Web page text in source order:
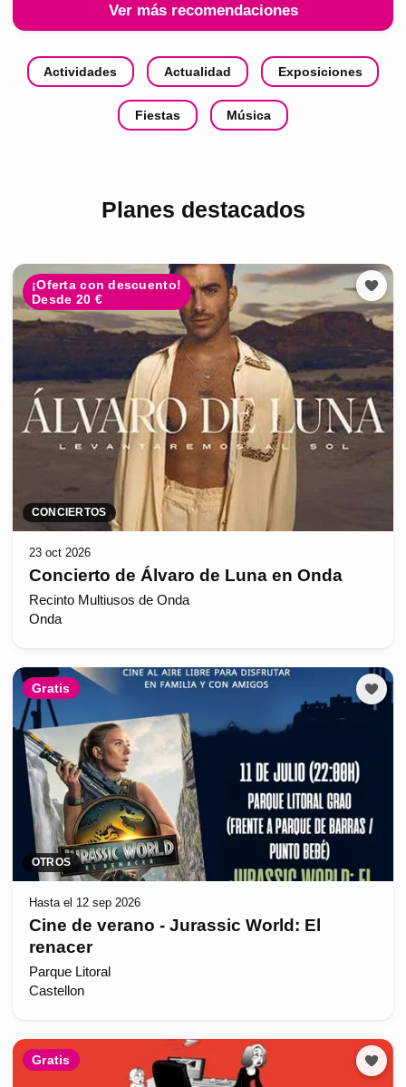
Ver más recomendaciones
Actividades Actualidad Exposiciones
Fiestas Música
Planes destacados
¡Oferta con descuento!
Desde 20 €
CONCIERTOS
23 oct 2026
Concierto de Álvaro de Luna en Onda
Recinto Multiusos de Onda
Onda
Gratis
OTROS
Hasta el 12 sep 2026
Cine de verano - Jurassic World: El
renacer
Parque Litoral
Castellon
Gratis